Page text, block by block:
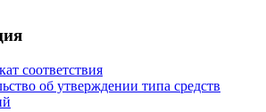
соответствия
об утверждении типа средств